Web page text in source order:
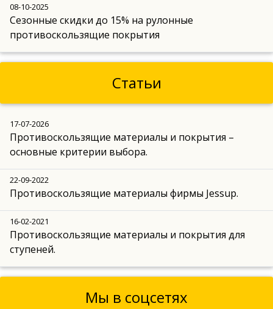
08-10-2025
Сезонные скидки до 15% на рулонные
противоскользящие покрытия
Статьи
17-07-2026
Противоскользящие материалы и покрытия –
основные критерии выбора.
22-09-2022
Противоскользящие материалы фирмы Jessup.
16-02-2021
Противоскользящие материалы и покрытия для
ступеней.
Мы в соцсетях